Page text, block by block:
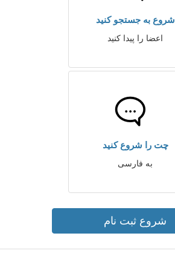
شروع به جستجو کنید
اعضا را پیدا کنید
چت را شروع کنید
به فارسی
شروع ثبت نام